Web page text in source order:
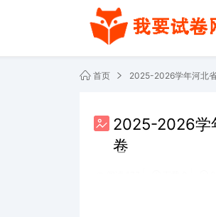
首页 2025-2026学年河北
2025-2026学
卷